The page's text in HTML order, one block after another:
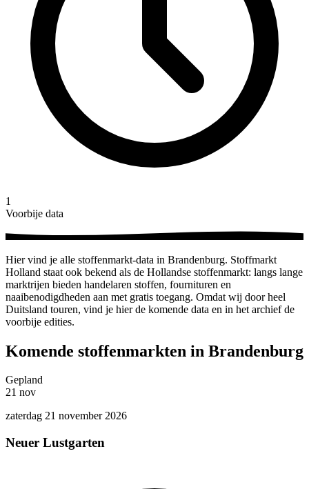
1
Voorbije data
Hier vind je alle stoffenmarkt-data in Brandenburg. Stoffmarkt
Holland staat ook bekend als de Hollandse stoffenmarkt: langs lange
marktrijen bieden handelaren stoffen, fournituren en
naaibenodigdheden aan met gratis toegang. Omdat wij door heel
Duitsland touren, vind je hier de komende data en in het archief de
voorbije edities.
Komende stoffenmarkten in Brandenburg
Gepland
21 nov
zaterdag 21 november 2026
Neuer Lustgarten